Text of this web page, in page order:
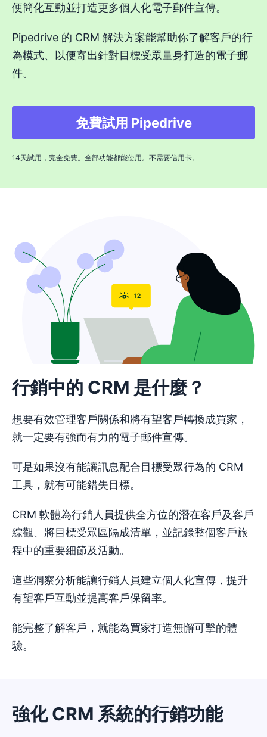
便簡化互動並打造更多個人化電子郵件宣傳。
Pipedrive 的 CRM 解決方案能幫助你了解客戶的行
為模式、以便寄出針對目標受眾量身打造的電子郵
件。
免費試用 Pipedrive
14天試用，完全免費。全部功能都能使用。不需要信用卡。
行銷中的 CRM 是什麼？
想要有效管理客戶關係和將有望客戶轉換成買家，
就一定要有強而有力的電子郵件宣傳。
可是如果沒有能讓訊息配合目標受眾行為的 CRM
工具，就有可能錯失目標。
CRM 軟體為行銷人員提供全方位的潛在客戶及客戶
綜觀、將目標受眾區隔成清單，並記錄整個客戶旅
程中的重要細節及活動。
這些洞察分析能讓行銷人員建立個人化宣傳，提升
有望客戶互動並提高客戶保留率。
能完整了解客戶，就能為買家打造無懈可擊的體
驗。
強化 CRM 系統的行銷功能